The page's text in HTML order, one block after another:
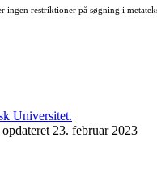
ingen restriktioner på søgning i
23. februar 2023